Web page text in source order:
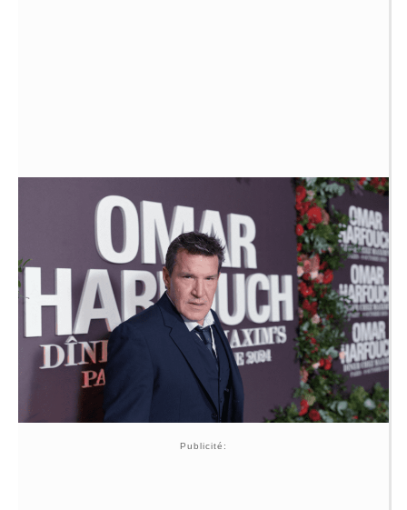
Publicité: